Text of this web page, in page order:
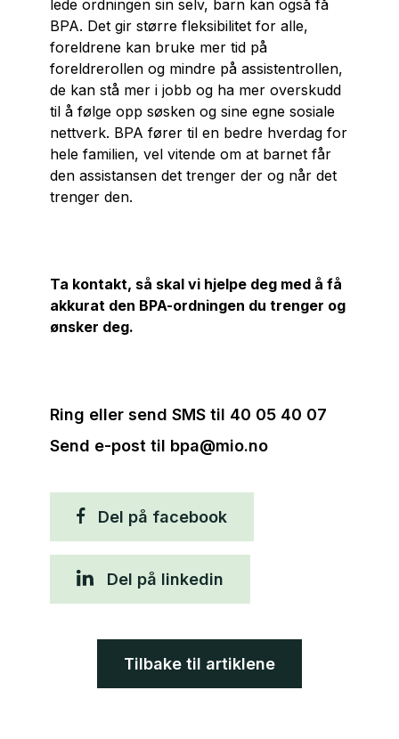
lede ordningen sin selv, barn kan også få
BPA. Det gir større fleksibilitet for alle,
foreldrene kan bruke mer tid på
foreldrerollen og mindre på assistentrollen,
de kan stå mer i jobb og ha mer overskudd
til å følge opp søsken og sine egne sosiale
nettverk. BPA fører til en bedre hverdag for
hele familien, vel vitende om at barnet får
den assistansen det trenger der og når det
trenger den.
Ta kontakt, så skal vi hjelpe deg med å få
akkurat den BPA-ordningen du trenger og
ønsker deg.
Ring eller send SMS til 40 05 40 07
Send e-post til bpa@mio.no
Del på facebook
Del på linkedin
Tilbake til artiklene